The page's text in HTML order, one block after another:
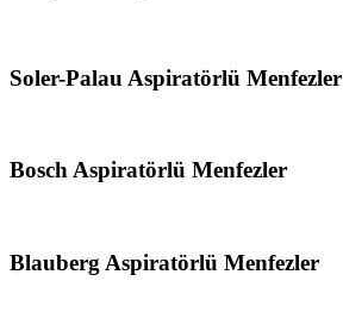
Soler-Palau Aspiratörlü Menfezler
Bosch Aspiratörlü Menfezler
Blauberg Aspiratörlü Menfezler